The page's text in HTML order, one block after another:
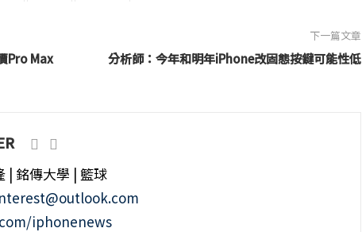
Pro Max
下一篇文章
分析師：今年和明年iPhone改固態按鍵可能性低
| 銘傳大學 | 籃球
iphonenews